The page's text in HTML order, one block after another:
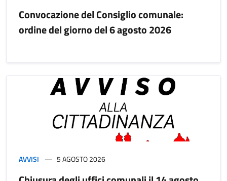
Convocazione del Consiglio comunale:
ordine del giorno del 6 agosto 2026
AVVISI 5 AGOSTO 2026